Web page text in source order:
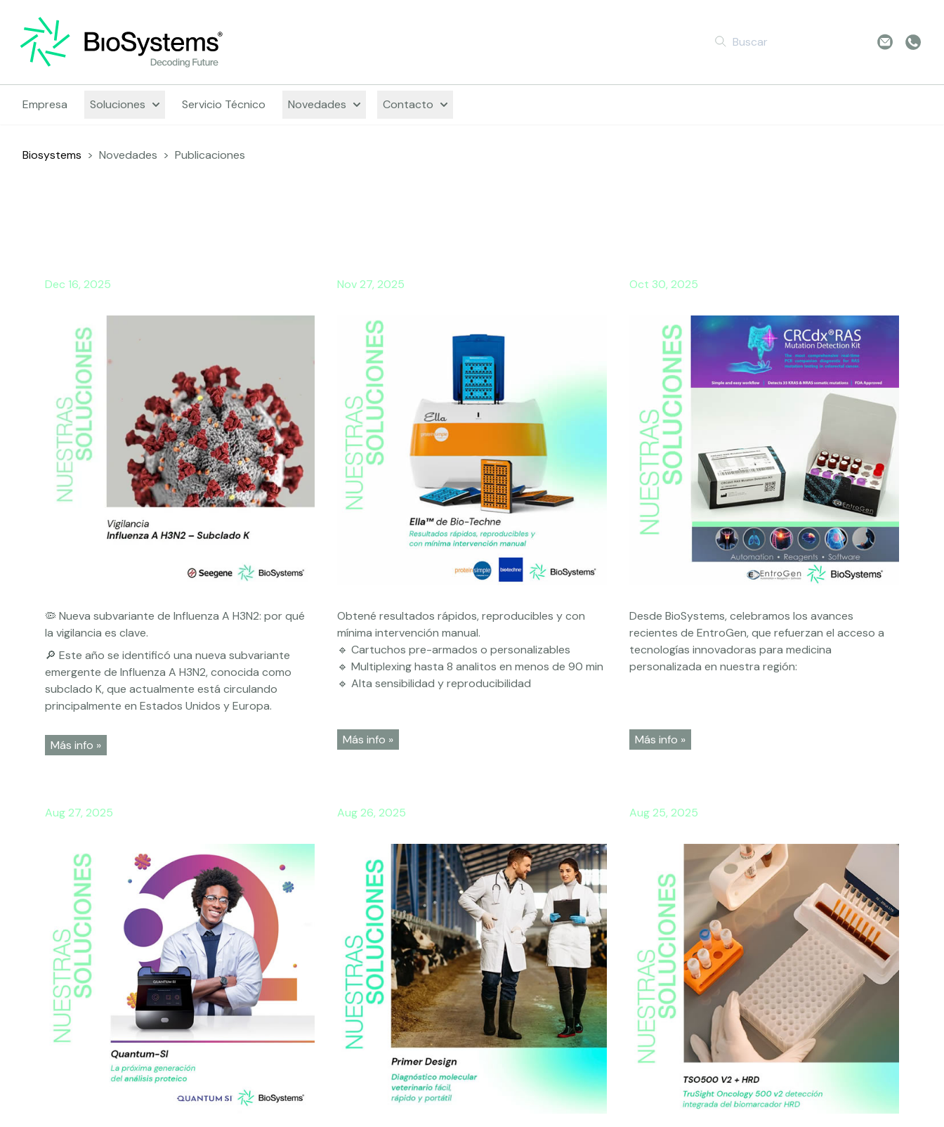
Empresa Soluciones Servicio Técnico Novedades Contacto
Decoding Future
Biosystems > Novedades > Publicaciones
Dec 16, 2025
🦠 Nueva subvariante de Influenza A H3N2: por qué
la vigilancia es clave.
🔎 Este año se identificó una nueva subvariante
emergente de Influenza A H3N2, conocida como
subclado K, que actualmente está circulando
principalmente en Estados Unidos y Europa.
Más info »
Nov 27, 2025
Obtené resultados rápidos, reproducibles y con
mínima intervención manual.
🔹 Cartuchos pre-armados o personalizables
🔹 Multiplexing hasta 8 analitos en menos de 90 min
🔹 Alta sensibilidad y reproducibilidad
Más info »
Oct 30, 2025
Desde BioSystems, celebramos los avances
recientes de EntroGen, que refuerzan el acceso a
tecnologías innovadoras para medicina
personalizada en nuestra región:
Más info »
Aug 27, 2025 Aug 26, 2025 Aug 25, 2025